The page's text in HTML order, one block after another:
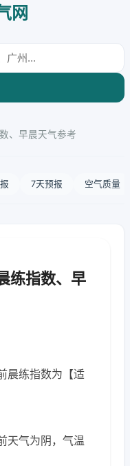
网
、早晨天气参考
7天预报 空气质量
练指数、早
晨练指数为【适
天气为阴，气温